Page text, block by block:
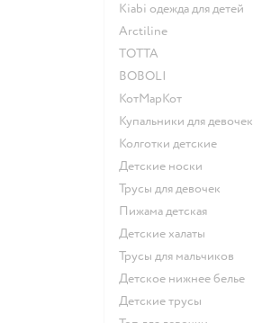
Kiabi одежда для детей
Arctiline
ТОТТА
BOBOLI
КотМарКот
Купальники для девочек
Колготки детские
Детские носки
Трусы для девочек
Пижама детская
Детские халаты
Трусы для мальчиков
Детское нижнее белье
Детские трусы